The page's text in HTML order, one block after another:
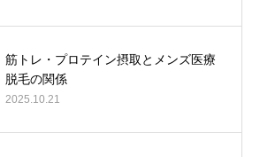
筋トレ・プロテイン摂取とメンズ医療
脱毛の関係
2025.10.21